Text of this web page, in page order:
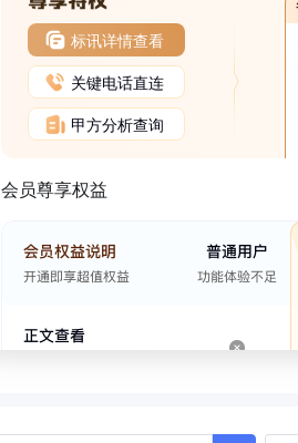
标讯详情查看
关键电话直连
甲方分析查询
会员尊享权益